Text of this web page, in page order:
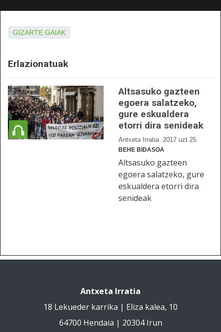
GIZARTE GAIAK
Erlazionatuak
Altsasuko gazteen
egoera salatzeko,
gure eskualdera
etorri dira senideak
Antxeta Irratia 2017 uzt 25
BEHE BIDASOA
Altsasuko gazteen
egoera salatzeko, gure
eskualdera etorri dira
senideak
Antxeta Irratia
18 Lekueder karrika | Eliza kalea, 10
64700 Hendaia | 20304 Irun